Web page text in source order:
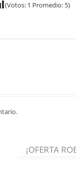
(Votos: 1 Promedio: 5)
¡OFERTA